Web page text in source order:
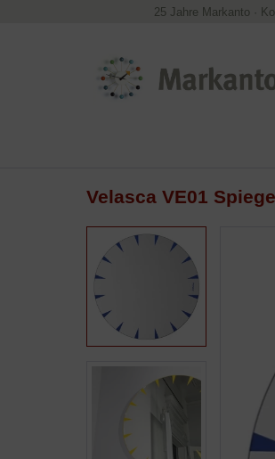
25 Jahre Markanto ·
Velasca VE01